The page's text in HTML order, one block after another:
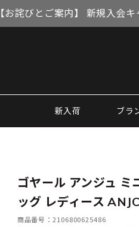
【お詫びとご案内】 新規入会
新入荷 ブラ
ゴヤール アンジュ ミ
ッグ レディース
商品番号：2106800625486